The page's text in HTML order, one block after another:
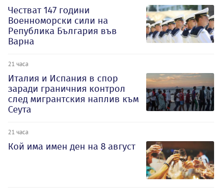
Честват 147 години
Военноморски сили на
Република България във
Варна
21 часа
Италия и Испания в спор
заради граничния контрол
след мигрантския наплив към
Сеута
21 часа
Кой има имен ден на 8 август